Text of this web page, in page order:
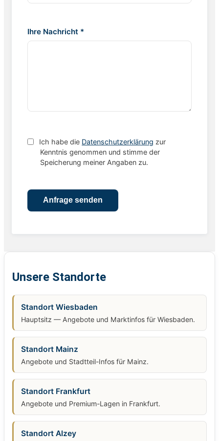
Ihre Nachricht *
Ich habe die Datenschutzerklärung zur
Kenntnis genommen und stimme der
Speicherung meiner Angaben zu.
Unsere Standorte
Standort Wiesbaden
Hauptsitz — Angebote und Marktinfos für Wiesbaden.
Standort Mainz
Angebote und Stadtteil-Infos für Mainz.
Standort Frankfurt
Angebote und Premium-Lagen in Frankfurt.
Standort Alzey